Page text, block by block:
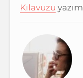
Kılavuzu